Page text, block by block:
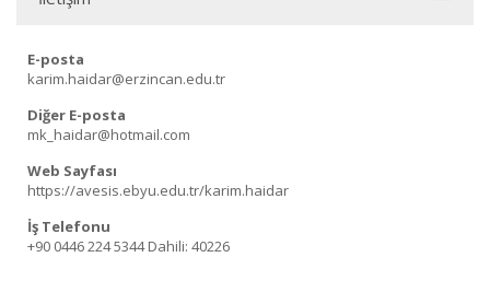
E-posta
karim.haidar@erzincan.edu.tr
Diğer E-posta
mk_haidar@hotmail.com
Web Sayfası
https://avesis.ebyu.edu.tr/karim.haidar
İş Telefonu
+90 0446 224 5344Dahili: 40226